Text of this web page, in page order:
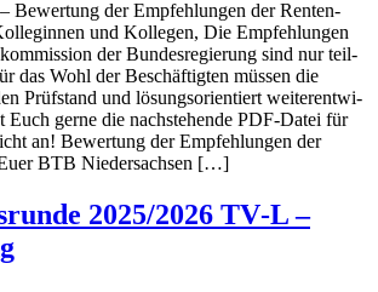
Bewer­tung der Empfeh­lungen der Renten­
und Kollegen, Die Empfeh­lungen
der Bundes­re­gie­rung sind nur teil­
das Wohl der Beschäf­tigten müssen die
Prüf­stand und lösungs­ori­en­tiert weiter­ent­wi­
Euch gerne die nach­ste­hende PDF-Datei für
an! Bewer­tung der Empfeh­lungen der
BTB Niedersachsen […]
2025/2026 TV‑L –